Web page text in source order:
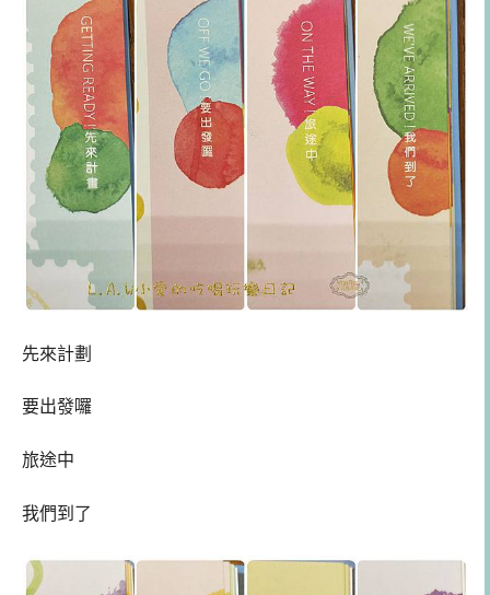
先來計劃
要出發囉
旅途中
我們到了